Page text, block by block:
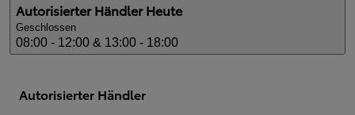
Autorisierter Händler Heute
Geschlossen
08:00 - 12:00 & 13:00 - 18:00
Autorisierter Händler